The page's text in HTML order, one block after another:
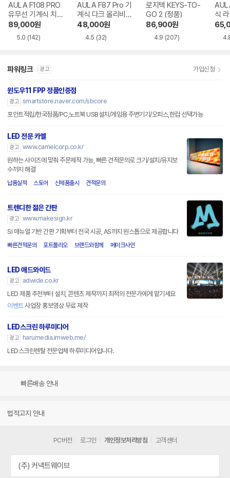
AULA F108 PRO
유무선 기계식 치즈
화이트 한글
89,000원
5.0 (142)
AULA F87 Pro 기
계식 다크 올리비아
한글
48,000원
4.5 (32)
로지텍 KEYS-TO-
GO 2 (정품)
86,900원
4.9 (207)
식
파워링크 광고 가입신청
윈도우11 FPP 정품인증점
광고 smartstore.naver.com/sbcore
포인트적립/한국정품/PC,노트북 USB설치/게임용 주변기기/오피스,한컴 선택가능
LED 전문 카멜
광고 www.camelcorp.co.kr
원하는 사이즈에 맞춰 주문제작 가능, 빠른 견적문의로 크기/설치/유지보
수까지 해결
납품실적 스토어 신제품출시 견적문의
트렌디한 젊은 간판
광고 www.makesign.kr
SI 매뉴얼 기반 간판 기획부터 전국 시공, AS까지 원스톱으로 제공합니다
빠른견적문의 포트폴리오 브랜드와함께 메이크사인
LED 애드와이드
광고
adwide.co.kr
LED 제품 추천부터 설치, 콘텐츠 제작까지 최적의 전문가에게 맡기세요
이벤트사업장 홍보영상 무료 제작
LED스크린 하루미디어
광고
harumedia.imweb.me/
LED스크린렌탈 전문업체 하루미디어입니다.
빠른배송 안내
법적고지 안내
PC버전 로그인 개인정보처리방침 고객센터
(주) 커넥트웨이브